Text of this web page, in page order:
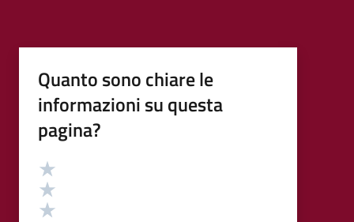
Quanto sono chiare le
informazioni su questa
pagina?
Valutazione